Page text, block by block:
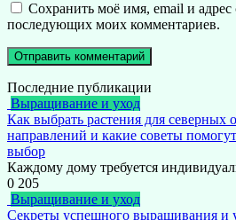
Сохранить моё имя, email и адрес
последующих моих комментариев.
Последние публикации
Выращивание и уход
Как выбрать растения для северных
направлений и какие советы
выбор
Каждому дому требуется
0 205
Выращивание и уход
Секреты успешного выращивания и